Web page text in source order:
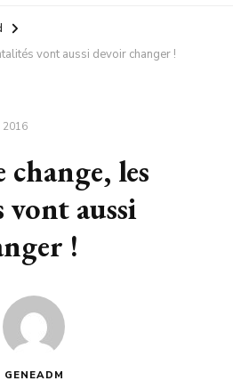
vont aussi devoir changer !
2016
change, les
aussi
!
GENEADM